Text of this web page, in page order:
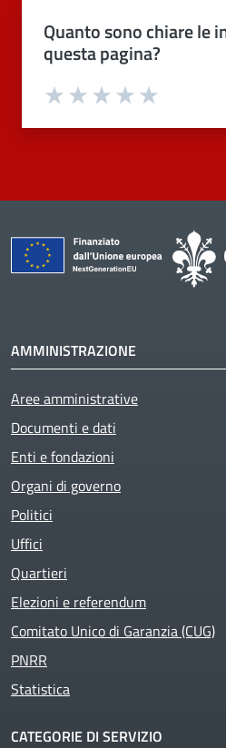
Quanto sono chiare le
questa pagina?
Valuta 4 stelle
Valuta 3 stelle su 5
Valuta 2 stelle su 5
Valuta 1 stelle su 5
AMMINISTRAZIONE
Aree amministrative
Documenti e dati
Enti e fondazioni
Organi di governo
Politici
Uffici
Quartieri
Elezioni e referendum
Comitato Unico di Garanzia (CUG)
PNRR
Statistica
CATEGORIE DI SERVIZIO